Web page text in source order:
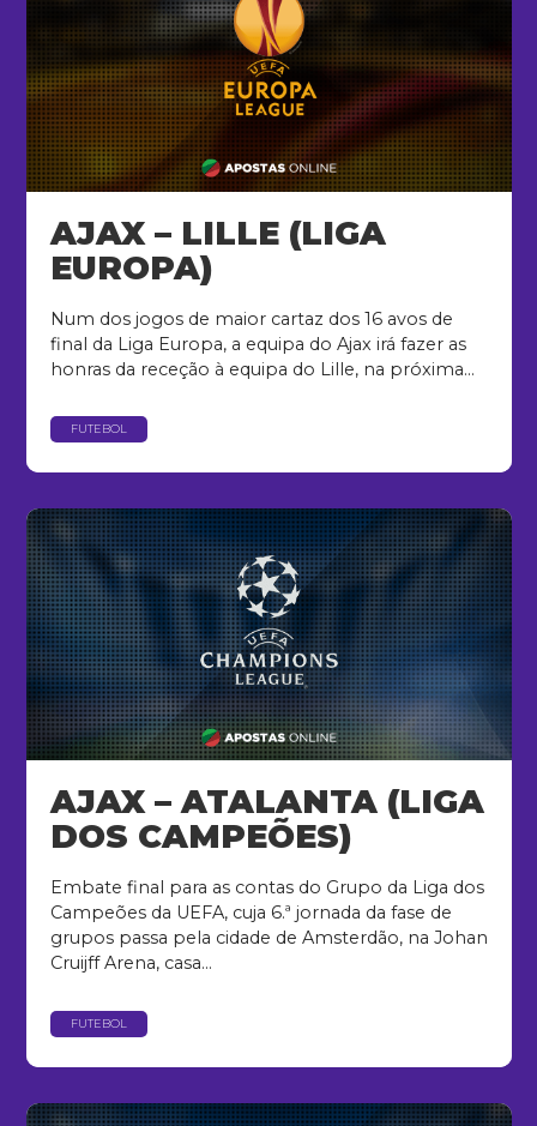
AJAX – LILLE (LIGA
EUROPA)
Num dos jogos de maior cartaz dos 16 avos de
final da Liga Europa, a equipa do Ajax irá fazer as
honras da receção à equipa do Lille, na próxima...
FUTEBOL
AJAX – ATALANTA (LIGA
DOS CAMPEÕES)
Embate final para as contas do Grupo da Liga dos
Campeões da UEFA, cuja 6.ª jornada da fase de
grupos passa pela cidade de Amsterdão, na Johan
Cruijff Arena, casa...
FUTEBOL